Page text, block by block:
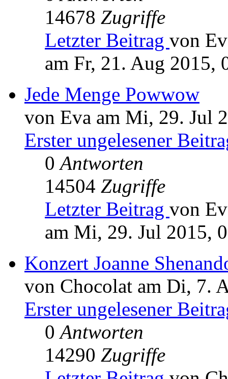
14678 Zugriffe
Letzter Beitrag von
am Fr, 21. Aug 2015,
Jede Menge Powwow
von Eva am Mi, 29. Jul
Erster ungelesener
0Antworten
14504 Zugriffe
Letzter Beitrag von
am Mi, 29. Jul 2015,
Konzert Joanne
von Chocolat am Di, 7.
Erster ungelesener
0Antworten
14290 Zugriffe